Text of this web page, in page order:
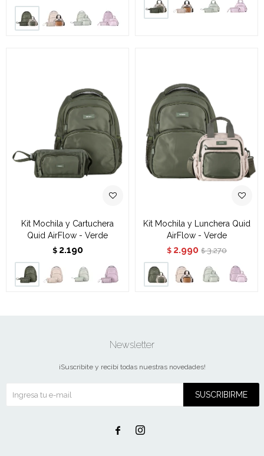
Kit Mochila y Cartuchera
Quid AirFlow - Verde
$ 2.190
Kit Mochila y Lunchera Quid
AirFlow - Verde
$ 2.990 $ 3.270
Newsletter
¡Suscribite y recibí todas nuestras novedades!
SUSCRIBIRME
 